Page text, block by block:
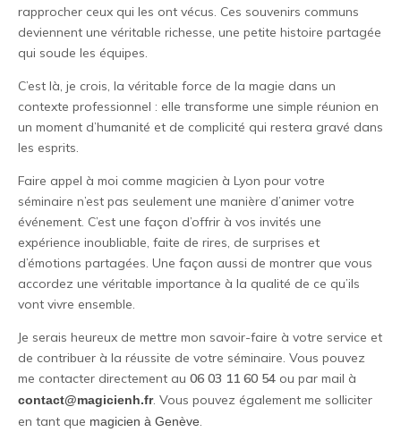
rapprocher ceux qui les ont vécus. Ces souvenirs communs
deviennent une véritable richesse, une petite histoire partagée
qui soude les équipes.
C’est là, je crois, la véritable force de la magie dans un
contexte professionnel : elle transforme une simple réunion en
un moment d’humanité et de complicité qui restera gravé dans
les esprits.
Faire appel à moi comme magicien à Lyon pour votre
séminaire n’est pas seulement une manière d’animer votre
événement. C’est une façon d’offrir à vos invités une
expérience inoubliable, faite de rires, de surprises et
d’émotions partagées. Une façon aussi de montrer que vous
accordez une véritable importance à la qualité de ce qu’ils
vont vivre ensemble.
Je serais heureux de mettre mon savoir-faire à votre service et
de contribuer à la réussite de votre séminaire. Vous pouvez
me contacter directement au 06 03 11 60 54 ou par mail à
contact@magicienh.fr. Vous pouvez également me solliciter
en tant que magicien à Genève.